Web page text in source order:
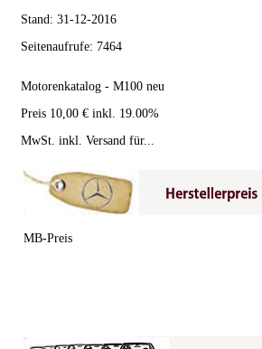
Stand: 31-12-2016
Seitenaufrufe: 7464
Motorenkatalog - M100 neu
Preis 10,00 € inkl. 19.00%
MwSt. inkl. Versand für...
MB-Preis